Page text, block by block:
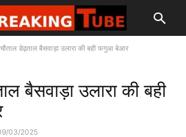
चौताल डेढ़ताल बैसवाड़ा उलारा की बही फगुआ बेआर
बैसवाड़ा उलारा की बही
03/2025